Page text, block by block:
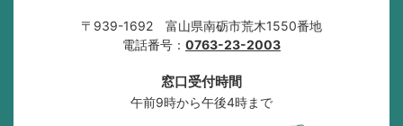
〒939-1692 富山県南砺市荒木1550番地
電話番号： 0763-23-2003
窓口受付時間
午前9時から午後4時まで